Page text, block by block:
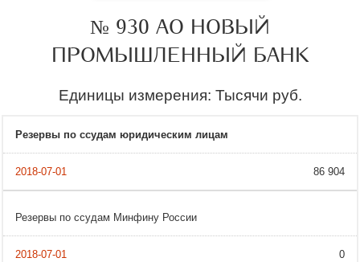
№ 930 АО НОВЫЙ
ПРОМЫШЛЕННЫЙ БАНК
Единицы измерения: Тысячи руб.
Резервы по ссудам юридическим лицам
86 904
Резервы по ссудам Минфину России
0